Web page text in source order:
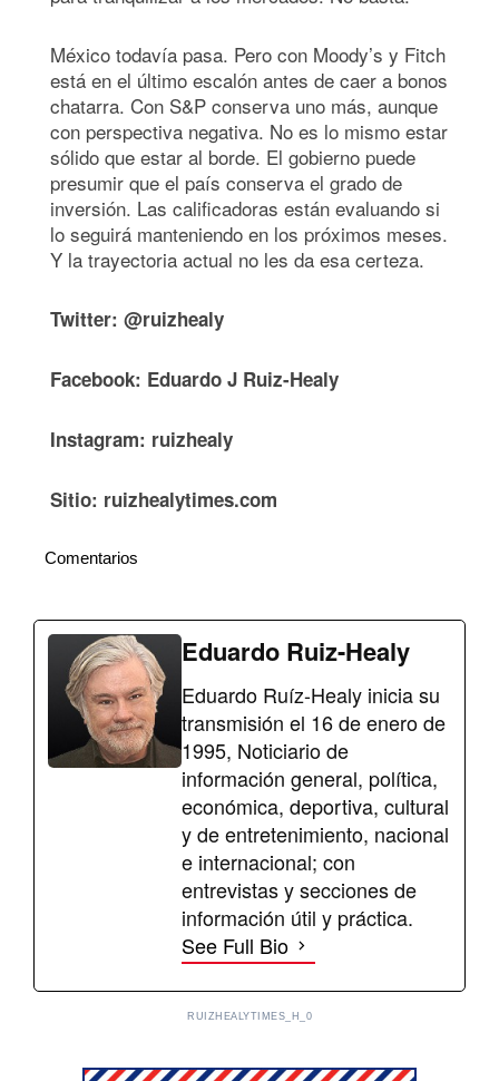
México todavía pasa. Pero con Moody’s y Fitch
está en el último escalón antes de caer a bonos
chatarra. Con S&P conserva uno más, aunque
con perspectiva negativa. No es lo mismo estar
sólido que estar al borde. El gobierno puede
presumir que el país conserva el grado de
inversión. Las calificadoras están evaluando si
lo seguirá manteniendo en los próximos meses.
Y la trayectoria actual no les da esa certeza.
Twitter: @ruizhealy
Facebook: Eduardo J Ruiz-Healy
Instagram: ruizhealy
Sitio: ruizhealytimes.com
Comentarios
Eduardo Ruiz-Healy
Eduardo Ruíz-Healy inicia su
transmisión el 16 de enero de
1995, Noticiario de
información general, política,
económica, deportiva, cultural
y de entretenimiento, nacional
e internacional; con
entrevistas y secciones de
información útil y práctica.
See Full Bio
RUIZHEALYTIMES_H_0